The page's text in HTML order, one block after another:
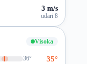
3 m/s
udari 8
Visoka
36° 35°